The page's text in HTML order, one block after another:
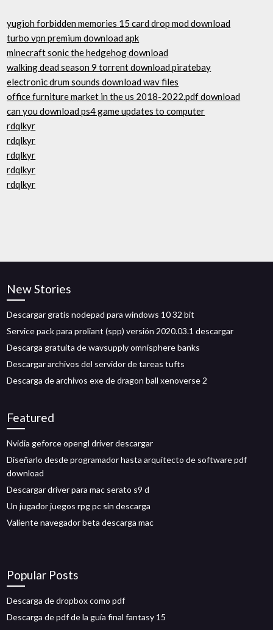
yugioh forbidden memories 15 card drop mod download
turbo vpn premium download apk
minecraft sonic the hedgehog download
walking dead season 9 torrent download piratebay
electronic drum sounds download wav files
office furniture market in the us 2018-2022.pdf download
can you download ps4 game updates to computer
rdqlkyr
rdqlkyr
rdqlkyr
rdqlkyr
rdqlkyr
New Stories
Descargar gratis nodepad para windows 10 32 bit
Service pack para proliant (spp) versión 2020.03.1 descargar
Descarga gratuita de wavsupply omnisphere banks
Descargar archivos del servidor de tareas tufts
Descarga de archivos exe de dragon ball xenoverse 2
Featured
Nvidia geforce opengl driver descargar
Diseñarlo desde programador hasta arquitecto de software pdf
download
Descargar driver para mac serato s9 d
Un jugador juegos rpg pc sin descarga
Valiente navegador beta descarga mac
Popular Posts
Descarga de dropbox como pdf
Descarga de pdf de la guía final fantasy 15